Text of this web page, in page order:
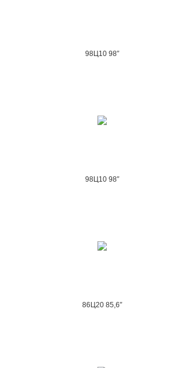
98Ц10 98″
98Ц10 98″
86Ц20 85,6″